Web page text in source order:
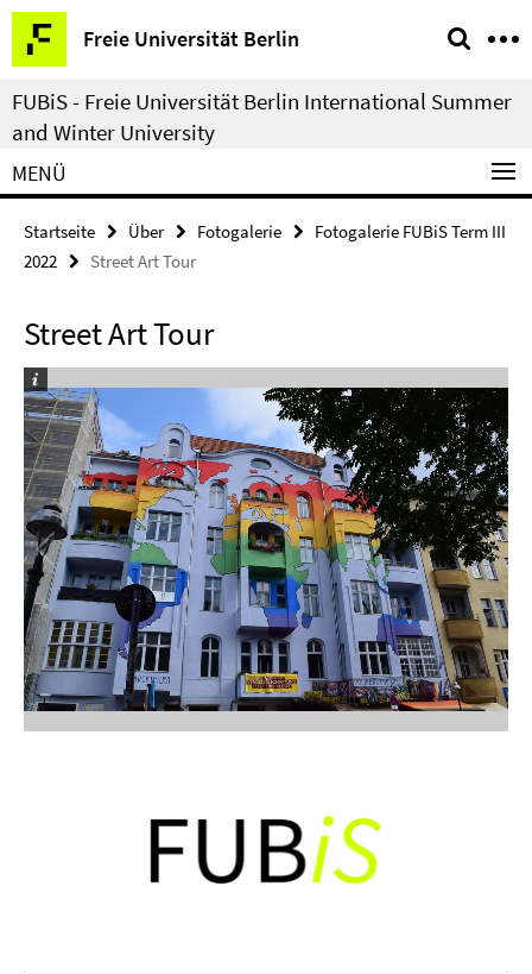
Springe
direkt
zu
Inhalt
Freie Universität Berlin
Service-
Navigation
FUBiS - Freie Universität Berlin International Summer
and Winter University
MENÜ
Startseite Über Fotogalerie
Fotogalerie FUBiS Term III
2022
Street Art Tour
Street Art Tour